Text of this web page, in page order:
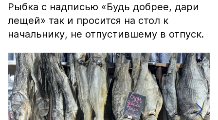
Рыбка с надписью «Будь добрее, дари
лещей» так и просится на стол к
начальнику, не отпустившему в отпуск.